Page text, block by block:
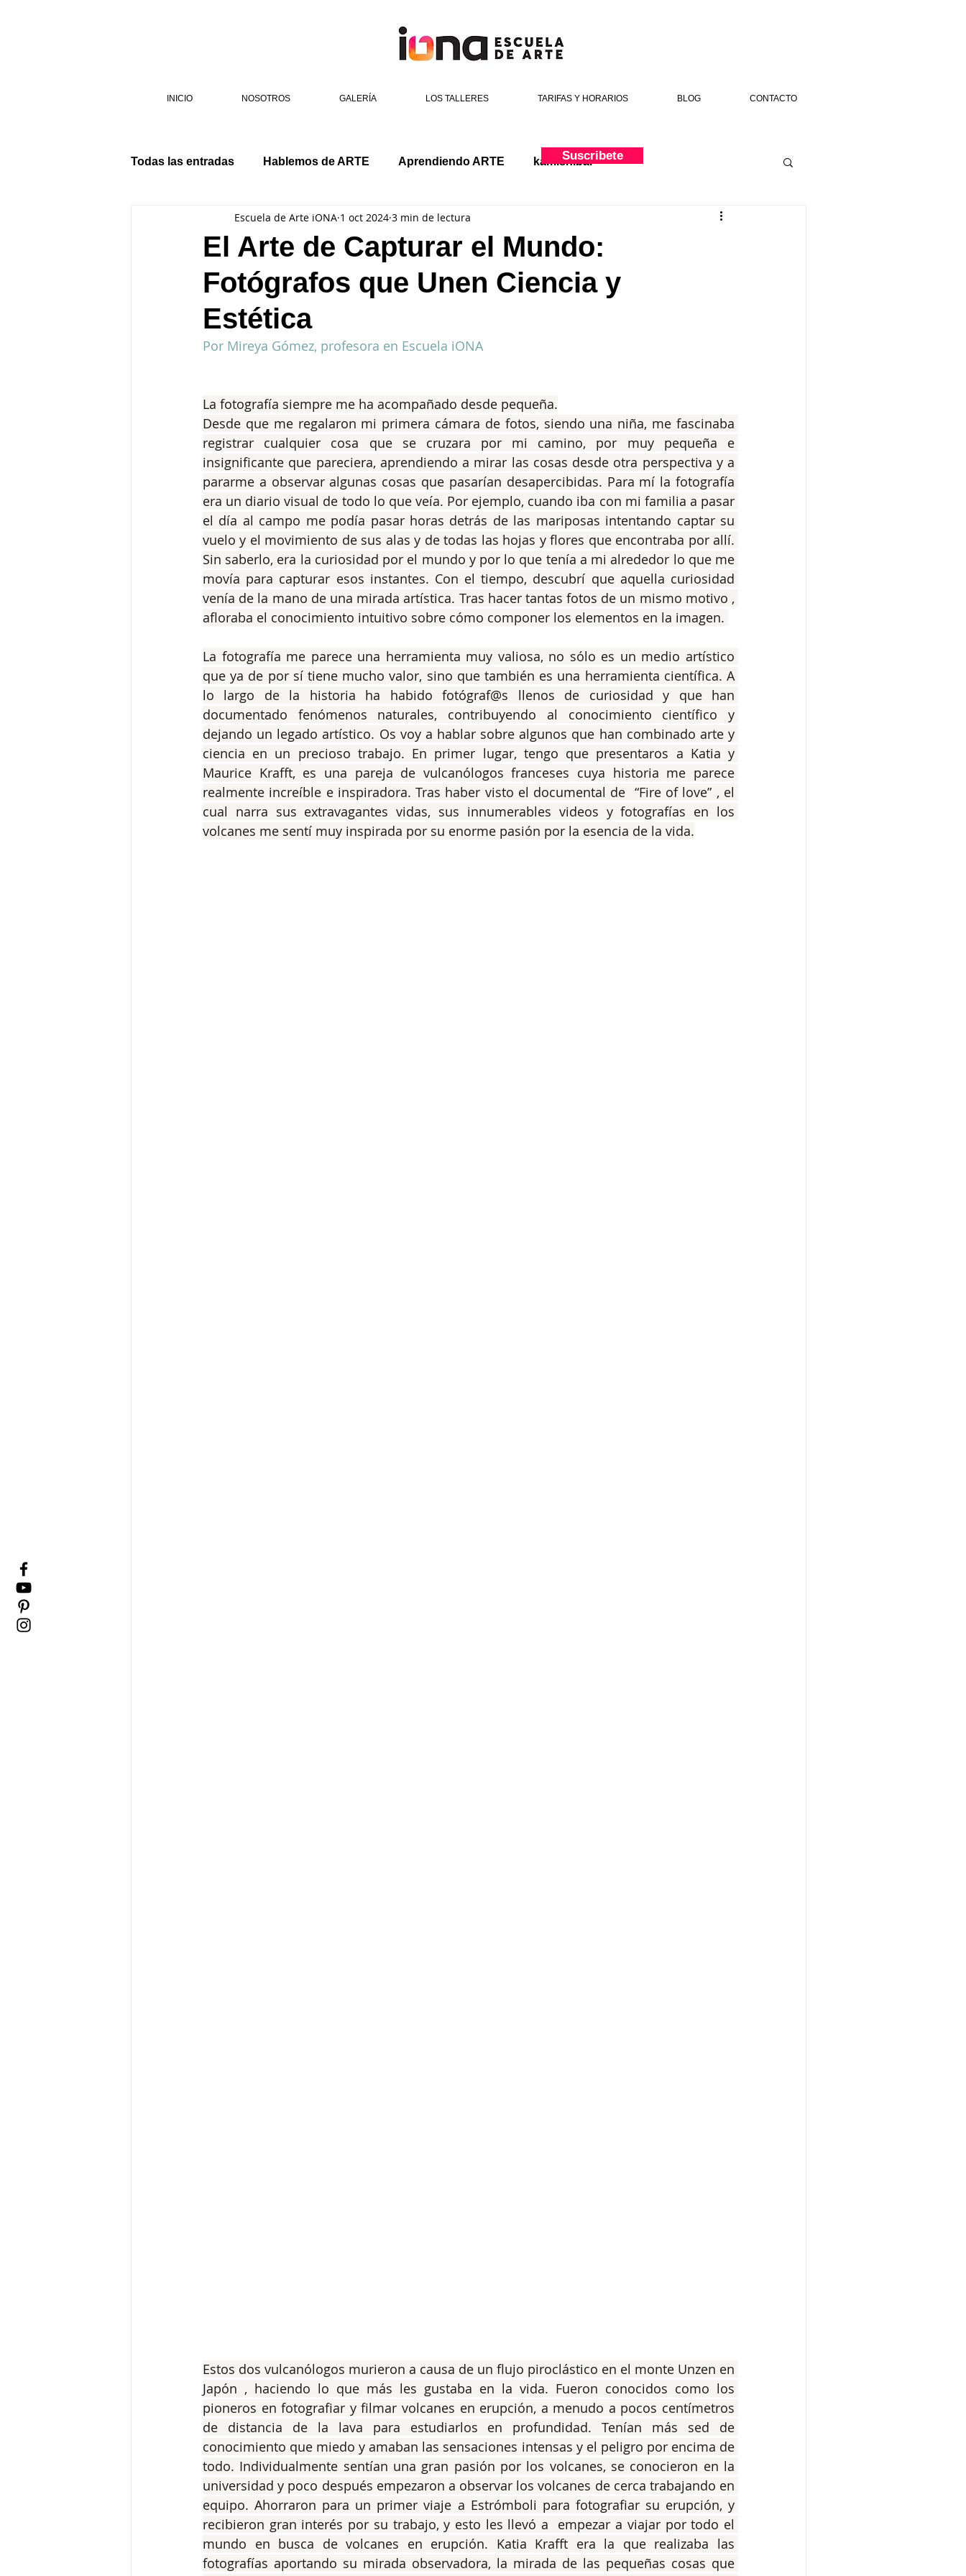
INICIO NOSOTROS GALERÍA LOS TALLERES TARIFAS Y HORARIOS BLOG CONTACTO
Todas las entradas Hablemos de ARTE Aprendiendo ARTE kamishibai
El Arte de Capturar el Mundo:
Fotógrafos que Unen Ciencia y
Estética
Escuela de Arte iONA 1 oct 2024 3 min de lectura
Por Mireya Gómez, profesora en Escuela iONA
La fotografía siempre me ha acompañado desde pequeña.
Desde que me regalaron mi primera cámara de fotos, siendo una niña, me fascinaba
registrar cualquier cosa que se cruzara por mi camino, por muy pequeña e
insignificante que pareciera, aprendiendo a mirar las cosas desde otra perspectiva y a
pararme a observar algunas cosas que pasarían desapercibidas. Para mí la fotografía
era un diario visual de todo lo que veía. Por ejemplo, cuando iba con mi familia a pasar
el día al campo me podía pasar horas detrás de las mariposas intentando captar su
vuelo y el movimiento de sus alas y de todas las hojas y flores que encontraba por allí.
Sin saberlo, era la curiosidad por el mundo y por lo que tenía a mi alrededor lo que me
movía para capturar esos instantes. Con el tiempo, descubrí que aquella curiosidad
venía de la mano de una mirada artística. Tras hacer tantas fotos de un mismo motivo ,
afloraba el conocimiento intuitivo sobre cómo componer los elementos en la imagen.
La fotografía me parece una herramienta muy valiosa, no sólo es un medio artístico
que ya de por sí tiene mucho valor, sino que también es una herramienta científica. A
lo largo de la historia ha habido fotógraf@s llenos de curiosidad y que han
documentado fenómenos naturales, contribuyendo al conocimiento científico y
dejando un legado artístico. Os voy a hablar sobre algunos que han combinado arte y
ciencia en un precioso trabajo. En primer lugar, tengo que presentaros a Katia y
Maurice Krafft, es una pareja de vulcanólogos franceses cuya historia me parece
realmente increíble e inspiradora. Tras haber visto el documental de  “Fire of love” , el
cual narra sus extravagantes vidas, sus innumerables videos y fotografías en los
volcanes me sentí muy inspirada por su enorme pasión por la esencia de la vida.
Estos dos vulcanólogos murieron a causa de un flujo piroclástico en el monte Unzen en
Japón , haciendo lo que más les gustaba en la vida. Fueron conocidos como los
pioneros en fotografiar y filmar volcanes en erupción, a menudo a pocos centímetros
de distancia de la lava para estudiarlos en profundidad. Tenían más sed de
conocimiento que miedo y amaban las sensaciones intensas y el peligro por encima de
todo. Individualmente sentían una gran pasión por los volcanes, se conocieron en la
universidad y poco después empezaron a observar los volcanes de cerca trabajando en
equipo. Ahorraron para un primer viaje a Estrómboli para fotografiar su erupción, y
recibieron gran interés por su trabajo, y esto les llevó a  empezar a viajar por todo el
mundo en busca de volcanes en erupción. Katia Krafft era la que realizaba las
fotografías aportando su mirada observadora, la mirada de las pequeñas cosas que
Suscribete